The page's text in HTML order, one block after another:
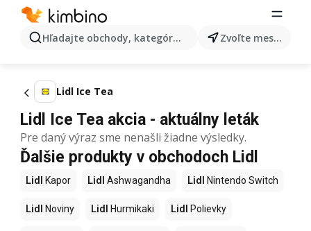
Hľadajte obchody, kategórie, produkty... Zvoľte mesto
Lidl Ice Tea
Lidl Ice Tea akcia - aktuálny leták
Pre daný výraz sme nenašli žiadne výsledky.
Ďalšie produkty v obchodoch Lidl
Lidl Kapor Lidl Ashwagandha Lidl Nintendo Switch
Lidl Noviny Lidl Hurmikaki Lidl Polievky